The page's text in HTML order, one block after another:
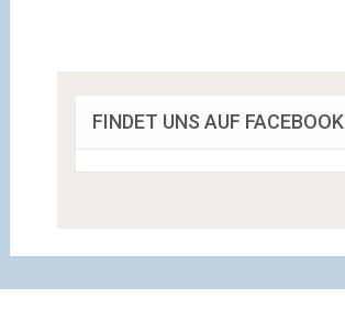
FINDET UNS AUF FACEBOOK